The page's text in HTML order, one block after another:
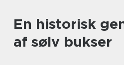
En historisk
af sølv bukser